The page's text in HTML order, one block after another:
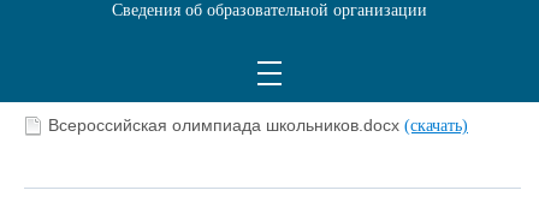
Общие сведения
Всероссийская олимпиада школьников.docx (скачать)
Сведения об образовательной организации